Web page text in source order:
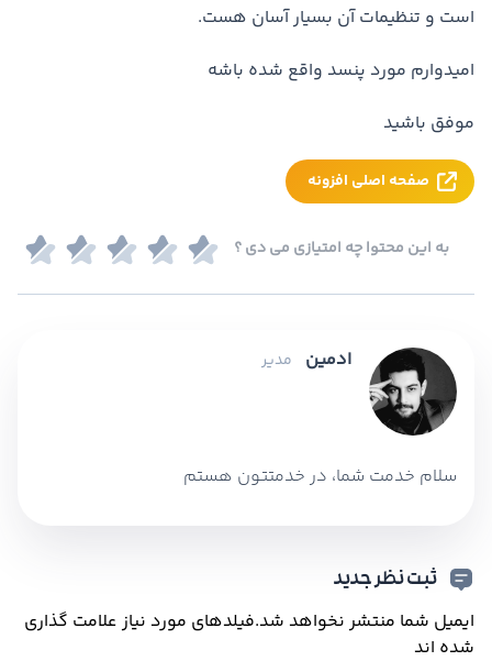
است و تنظیمات آن بسیار آسان هست.
امیدوارم مورد پنسد واقع شده باشه
موفق باشید
صفحه اصلی افزونه
به این محتوا چه امتیازی می دی ؟
ادمین مدیر
سلام خدمت شما، در خدمتتون هستم
ثبت نظر جدید
ایمیل شما منتشر نخواهد شد.فیلدهای مورد نیاز علامت گذاری
شده اند